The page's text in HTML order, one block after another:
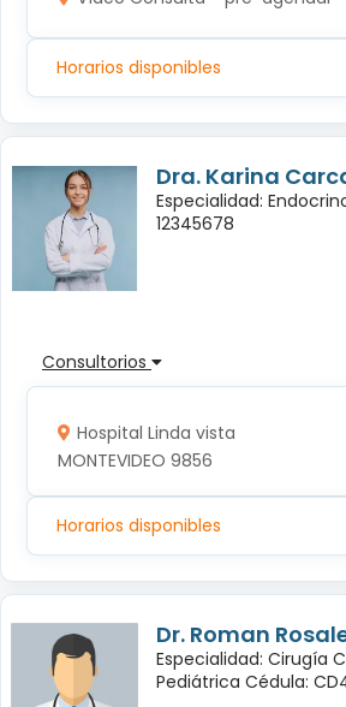
Horarios disponibles
Dra. Karina
Especialidad:
12345678
Consultorios
Hospital Linda vista
MONTEVIDEO 9856
Horarios disponibles
Dr. Roman
Especialidad: Cirugía
Pediátrica Cédula: